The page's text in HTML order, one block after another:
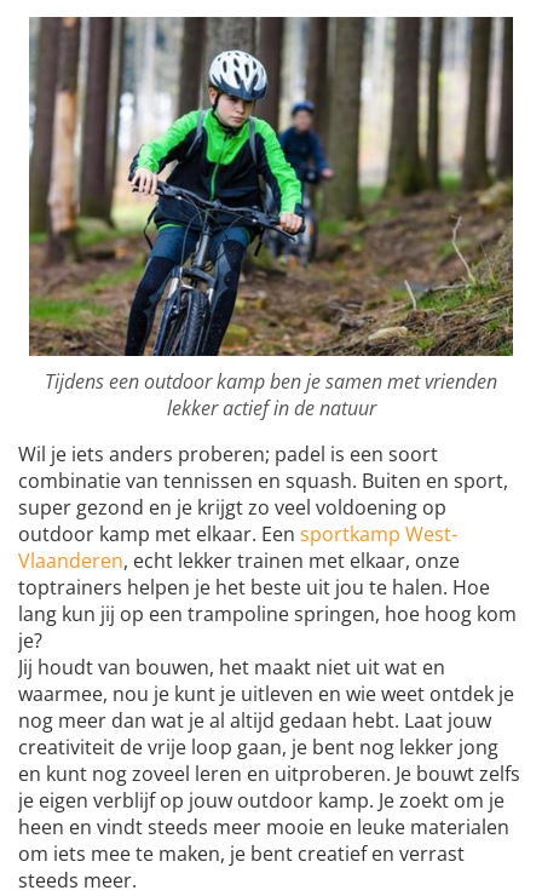
Tijdens een outdoor kamp ben je samen met vrienden
lekker actief in de natuur
Wil je iets anders proberen; padel is een soort
combinatie van tennissen en squash. Buiten en sport,
super gezond en je krijgt zo veel voldoening op
outdoor kamp met elkaar. Een sportkamp West-
Vlaanderen, echt lekker trainen met elkaar, onze
toptrainers helpen je het beste uit jou te halen. Hoe
lang kun jij op een trampoline springen, hoe hoog kom
je?
Jij houdt van bouwen, het maakt niet uit wat en
waarmee, nou je kunt je uitleven en wie weet ontdek je
nog meer dan wat je al altijd gedaan hebt. Laat jouw
creativiteit de vrije loop gaan, je bent nog lekker jong
en kunt nog zoveel leren en uitproberen. Je bouwt zelfs
je eigen verblijf op jouw outdoor kamp. Je zoekt om je
heen en vindt steeds meer mooie en leuke materialen
om iets mee te maken, je bent creatief en verrast
steeds meer.